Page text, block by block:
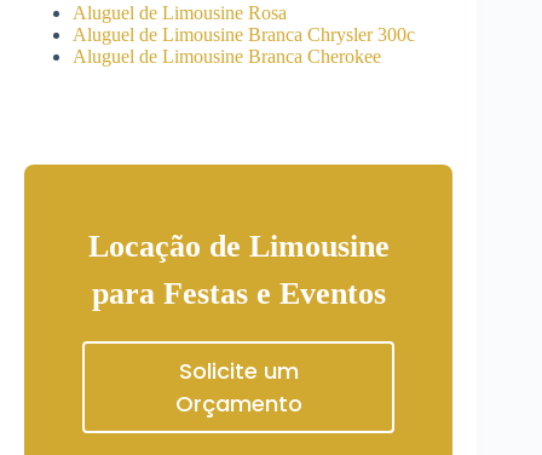
Aluguel de Limousine Rosa
Aluguel de Limousine Branca Chrysler 300c
Aluguel de Limousine Branca Cherokee
Locação de Limousine
para Festas e Eventos
Solicite um
Orçamento